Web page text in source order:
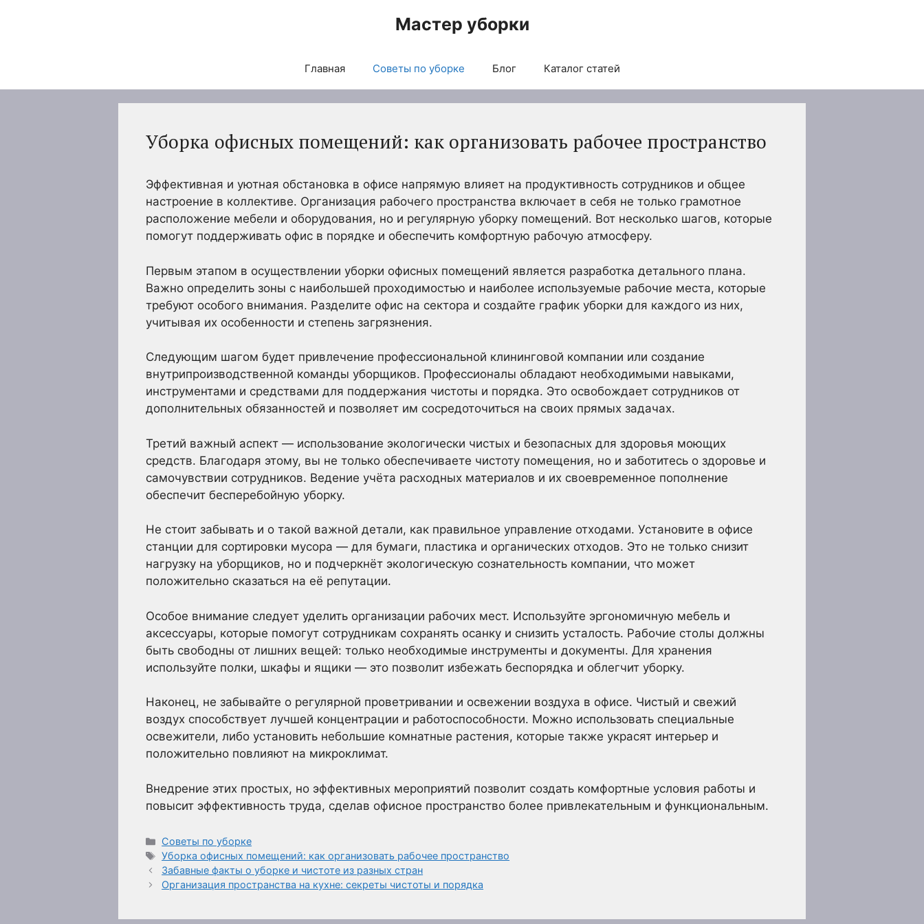
Мастер уборки
Главная Советы по уборке Блог Каталог статей
Уборка офисных помещений: как организовать рабочее пространство
Эффективная и уютная обстановка в офисе напрямую влияет на продуктивность сотрудников и общее
настроение в коллективе. Организация рабочего пространства включает в себя не только грамотное
расположение мебели и оборудования, но и регулярную уборку помещений. Вот несколько шагов, которые
помогут поддерживать офис в порядке и обеспечить комфортную рабочую атмосферу.
Первым этапом в осуществлении уборки офисных помещений является разработка детального плана.
Важно определить зоны с наибольшей проходимостью и наиболее используемые рабочие места, которые
требуют особого внимания. Разделите офис на сектора и создайте график уборки для каждого из них,
учитывая их особенности и степень загрязнения.
Следующим шагом будет привлечение профессиональной клининговой компании или создание
внутрипроизводственной команды уборщиков. Профессионалы обладают необходимыми навыками,
инструментами и средствами для поддержания чистоты и порядка. Это освобождает сотрудников от
дополнительных обязанностей и позволяет им сосредоточиться на своих прямых задачах.
Третий важный аспект — использование экологически чистых и безопасных для здоровья моющих
средств. Благодаря этому, вы не только обеспечиваете чистоту помещения, но и заботитесь о здоровье и
самочувствии сотрудников. Ведение учёта расходных материалов и их своевременное пополнение
обеспечит бесперебойную уборку.
Не стоит забывать и о такой важной детали, как правильное управление отходами. Установите в офисе
станции для сортировки мусора — для бумаги, пластика и органических отходов. Это не только снизит
нагрузку на уборщиков, но и подчеркнёт экологическую сознательность компании, что может
положительно сказаться на её репутации.
Особое внимание следует уделить организации рабочих мест. Используйте эргономичную мебель и
аксессуары, которые помогут сотрудникам сохранять осанку и снизить усталость. Рабочие столы должны
быть свободны от лишних вещей: только необходимые инструменты и документы. Для хранения
используйте полки, шкафы и ящики — это позволит избежать беспорядка и облегчит уборку.
Наконец, не забывайте о регулярной проветривании и освежении воздуха в офисе. Чистый и свежий
воздух способствует лучшей концентрации и работоспособности. Можно использовать специальные
освежители, либо установить небольшие комнатные растения, которые также украсят интерьер и
положительно повлияют на микроклимат.
Внедрение этих простых, но эффективных мероприятий позволит создать комфортные условия работы и
повысит эффективность труда, сделав офисное пространство более привлекательным и функциональным.
Рубрики
Советы по уборке
Метки
Уборка офисных помещений: как организовать рабочее пространство
Забавные факты о уборке и чистоте из разных стран
Организация пространства на кухне: секреты чистоты и порядка